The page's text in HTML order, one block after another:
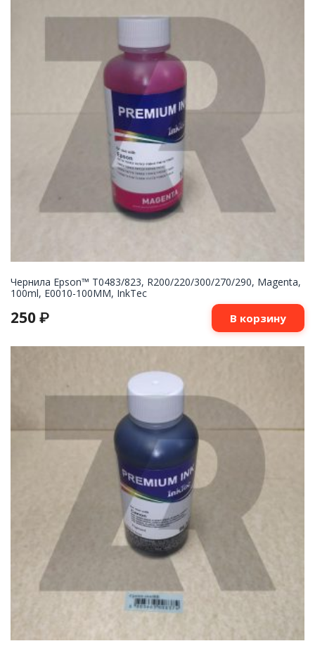
Чернила Epson™ T0483/823, R200/220/300/270/290, Magenta,
100ml, E0010-100MM, InkTec
250 ₽ В корзину